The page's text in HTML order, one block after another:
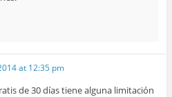
at 12:35 pm
de 30 días tiene alguna limitación